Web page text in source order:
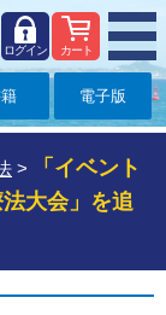
カート
ログイン
電子版
>
「イベント
大会」を追